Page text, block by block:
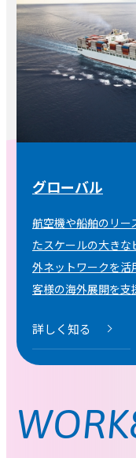
グローバル
航空機や船舶のリー
たスケールの大き
外ネットワークを
客様の海外展開を支
詳しく知る